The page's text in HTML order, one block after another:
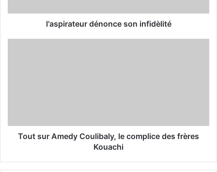
l'aspirateur dénonce son infidèlité
Tout sur Amedy Coulibaly, le complice des frères
Kouachi